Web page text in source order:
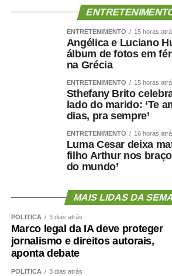
ENTRETENIMENTO 15 horas
Angélica e Luciano
álbum de fotos em
na Grécia
ENTRETENIMENTO 15 horas
Sthefany Brito
lado do marido: ‘Te
dias, pra sempre’
ENTRETENIMENTO 16 horas
Luma Cesar deixa
filho Arthur nos
do mundo’
MAIS LIDAS DA
POLÍTICA 3 dias atrás
Marco legal da IA deve proteger
jornalismo e direitos autorais,
aponta debate
POLÍTICA 3 dias atrás